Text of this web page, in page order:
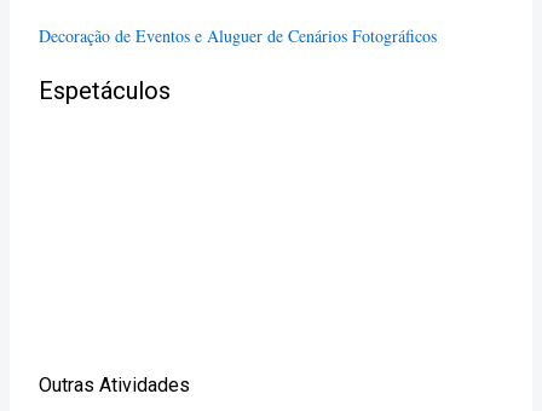
Decoração de Eventos e Aluguer de Cenários Fotográficos
Espetáculos
Outras Atividades